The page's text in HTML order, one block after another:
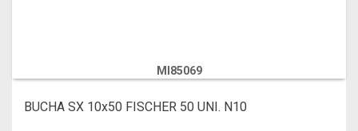
MI85069
BUCHA SX 10x50 FISCHER 50 UNI. N10